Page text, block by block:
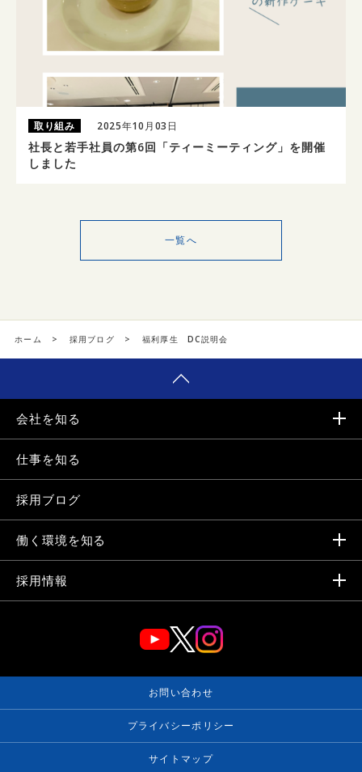
取り組み 2025年10月03日
社長と若手社員の第6回「ティーミーティング」を開催
しました
一覧へ
ホーム > 採用ブログ > 福利厚生 DC説明会
会社を知る
仕事を知る
採用ブログ
働く環境を知る
採用情報
お問い合わせ
プライバシーポリシー
サイトマップ